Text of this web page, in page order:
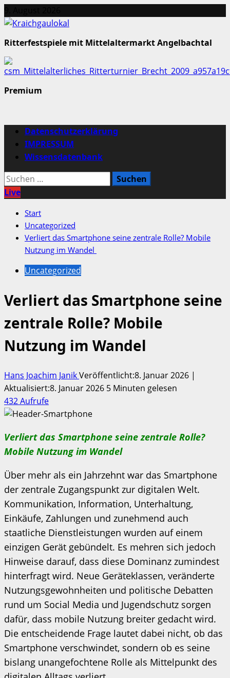
Inhalt
Ritterfestspiele mit Mittelaltermarkt Angelbachtal
Premium
Primäres
Menü
Datenschutzerklärung
IMPRESSUM
Wissensdatenbank
Suchen
nach:
Live
Start
Uncategorized
Verliert das Smartphone seine zentrale Rolle? Mobile
Nutzung im Wandel
Uncategorized
Verliert das Smartphone seine
zentrale Rolle? Mobile
Nutzung im Wandel
Hans Joachim JanikVeröffentlicht:8. Januar 2026 |
Aktualisiert:8. Januar 2026 5 Minuten gelesen
432 Aufrufe
Verliert das Smartphone seine zentrale Rolle?
Mobile Nutzung im Wandel
Über mehr als ein Jahrzehnt war das Smartphone
der zentrale Zugangspunkt zur digitalen Welt.
Kommunikation, Information, Unterhaltung,
Einkäufe, Zahlungen und zunehmend auch
staatliche Dienstleistungen wurden auf einem
einzigen Gerät gebündelt. Es mehren sich jedoch
Hinweise darauf, dass diese Dominanz zumindest
hinterfragt wird. Neue Geräteklassen, veränderte
Nutzungsgewohnheiten und politische Debatten
rund um Social Media und Jugendschutz sorgen
dafür, dass mobile Nutzung breiter gedacht wird.
Die entscheidende Frage lautet dabei nicht, ob das
Smartphone verschwindet, sondern ob es seine
bislang unangefochtene Rolle als Mittelpunkt des